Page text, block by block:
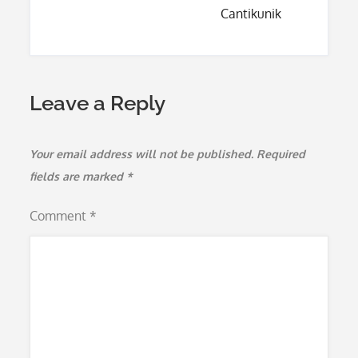
Cantikunik
Leave a Reply
Your email address will not be published. Required
fields are marked *
Comment *